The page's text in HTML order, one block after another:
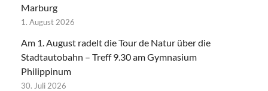
Marburg
1. August 2026
Am 1. August radelt die Tour de Natur über die
Stadtautobahn – Treff 9.30 am Gymnasium
Philippinum
30. Juli 2026